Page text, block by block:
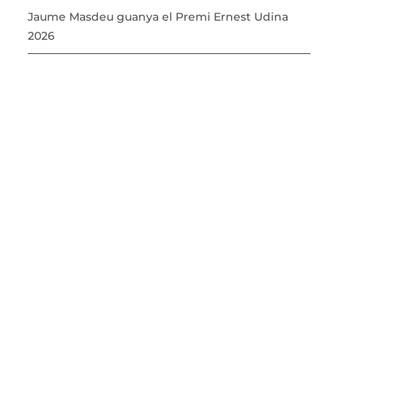
Jaume Masdeu guanya el Premi Ernest Udina
2026